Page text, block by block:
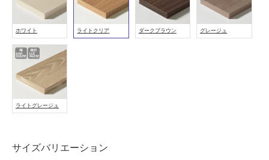
ホワイト ライトクリア ダークブラウン グレージュ
ライトグレージュ
サイズバリエーション
室
壁
使
用
可
能
使
能